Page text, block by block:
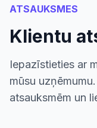
ATSAUKSMES
Klientu
Iepazīstieties ar
mūsu
atsauksmēm un